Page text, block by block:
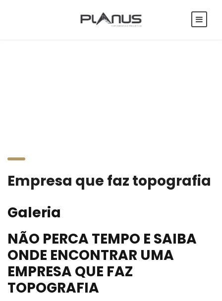
Empresa que faz topografia
Galeria
NÃO PERCA TEMPO E SAIBA
ONDE ENCONTRAR UMA
EMPRESA QUE FAZ
TOPOGRAFIA